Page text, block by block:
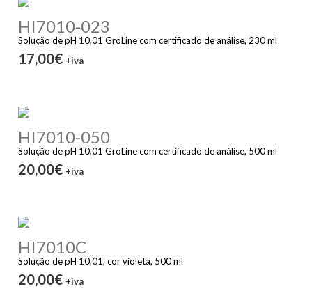
HI7010-023
Solução de pH 10,01 GroLine com certificado de análise, 230 ml
17,00€ +iva
HI7010-050
Solução de pH 10,01 GroLine com certificado de análise, 500 ml
20,00€ +iva
HI7010C
Solução de pH 10,01, cor violeta, 500 ml
20,00€ +iva